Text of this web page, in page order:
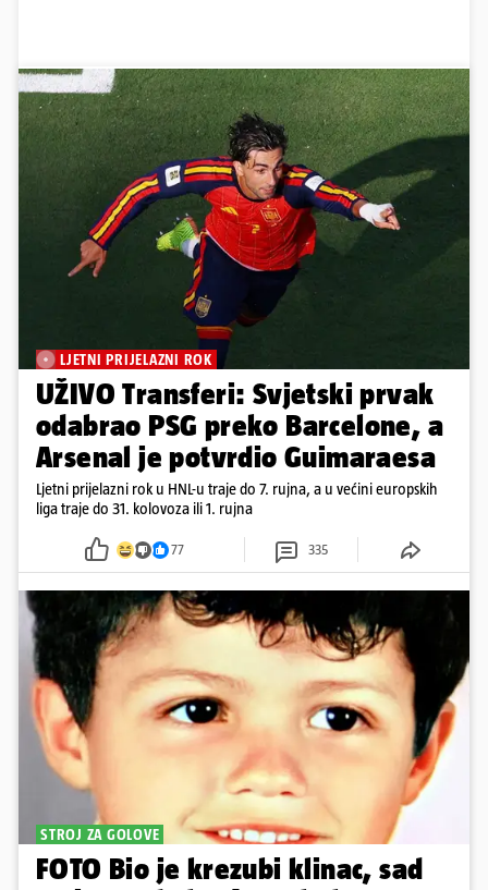
LJETNI PRIJELAZNI ROK
UŽIVO Transferi: Svjetski prvak
odabrao PSG preko Barcelone, a
Arsenal je potvrdio Guimaraesa
Ljetni prijelazni rok u HNL-u traje do 7. rujna, a u većini europskih
liga traje do 31. kolovoza ili 1. rujna
77 335
STROJ ZA GOLOVE
FOTO Bio je krezubi klinac, sad